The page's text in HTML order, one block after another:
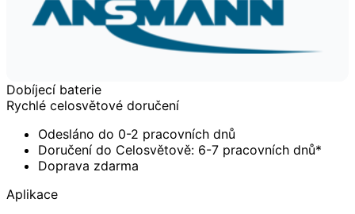
Dobíjecí baterie
Rychlé celosvětové doručení
Odesláno do 0-2 pracovních dnů
Doručení do Celosvětově: 6-7 pracovních dnů*
Doprava zdarma
Aplikace